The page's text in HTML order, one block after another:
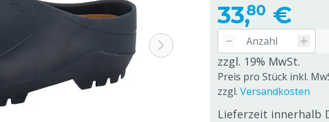
33,80 €
zzgl. 19% MwSt.
Preis pro Stück inkl.
zzgl. Versandkosten
Lieferzeit innerhalb